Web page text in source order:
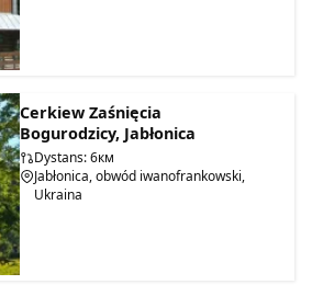
Cerkiew Zaśnięcia
Bogurodzicy, Jabłonica
Dystans: 6км
Jabłonica, obwód iwanofrankowski,
Ukraina